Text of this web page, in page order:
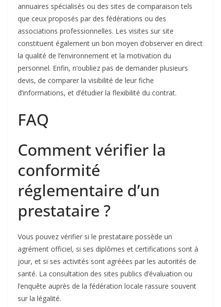
annuaires spécialisés ou des sites de comparaison tels
que ceux proposés par des fédérations ou des
associations professionnelles. Les visites sur site
constituent également un bon moyen d’observer en direct
la qualité de l’environnement et la motivation du
personnel. Enfin, n’oubliez pas de demander plusieurs
devis, de comparer la visibilité de leur fiche
d’informations, et d’étudier la flexibilité du contrat.
FAQ
Comment vérifier la
conformité
réglementaire d’un
prestataire ?
Vous pouvez vérifier si le prestataire possède un
agrément officiel, si ses diplômes et certifications sont à
jour, et si ses activités sont agréées par les autorités de
santé. La consultation des sites publics d’évaluation ou
l’enquête auprès de la fédération locale rassure souvent
sur la légalité.